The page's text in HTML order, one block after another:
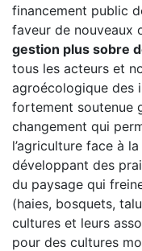
financement public
faveur de nouveaux
gestion plus sobre
tous les acteurs et
agroécologique des
fortement soutenue
changement qui
l’agriculture face à
développant des
du paysage qui
(haies, bosquets,
cultures et leurs
pour des cultures